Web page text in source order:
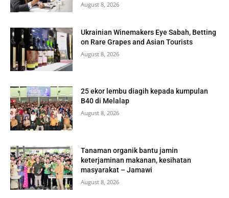
August 8, 2026
Ukrainian Winemakers Eye Sabah, Betting
on Rare Grapes and Asian Tourists
August 8, 2026
25 ekor lembu diagih kepada kumpulan
B40 di Melalap
August 8, 2026
Tanaman organik bantu jamin
keterjaminan makanan, kesihatan
masyarakat – Jamawi
August 8, 2026